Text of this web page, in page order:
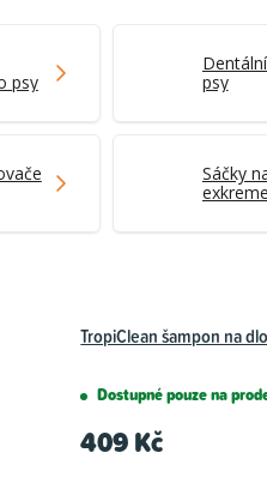
psy
psy
Sáčky
TropiClean šampon na
Dostupné pouze na
409 Kč